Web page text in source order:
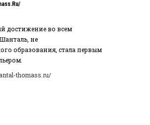
достижение во всем
не
образования, стала первым
thomass.ru/